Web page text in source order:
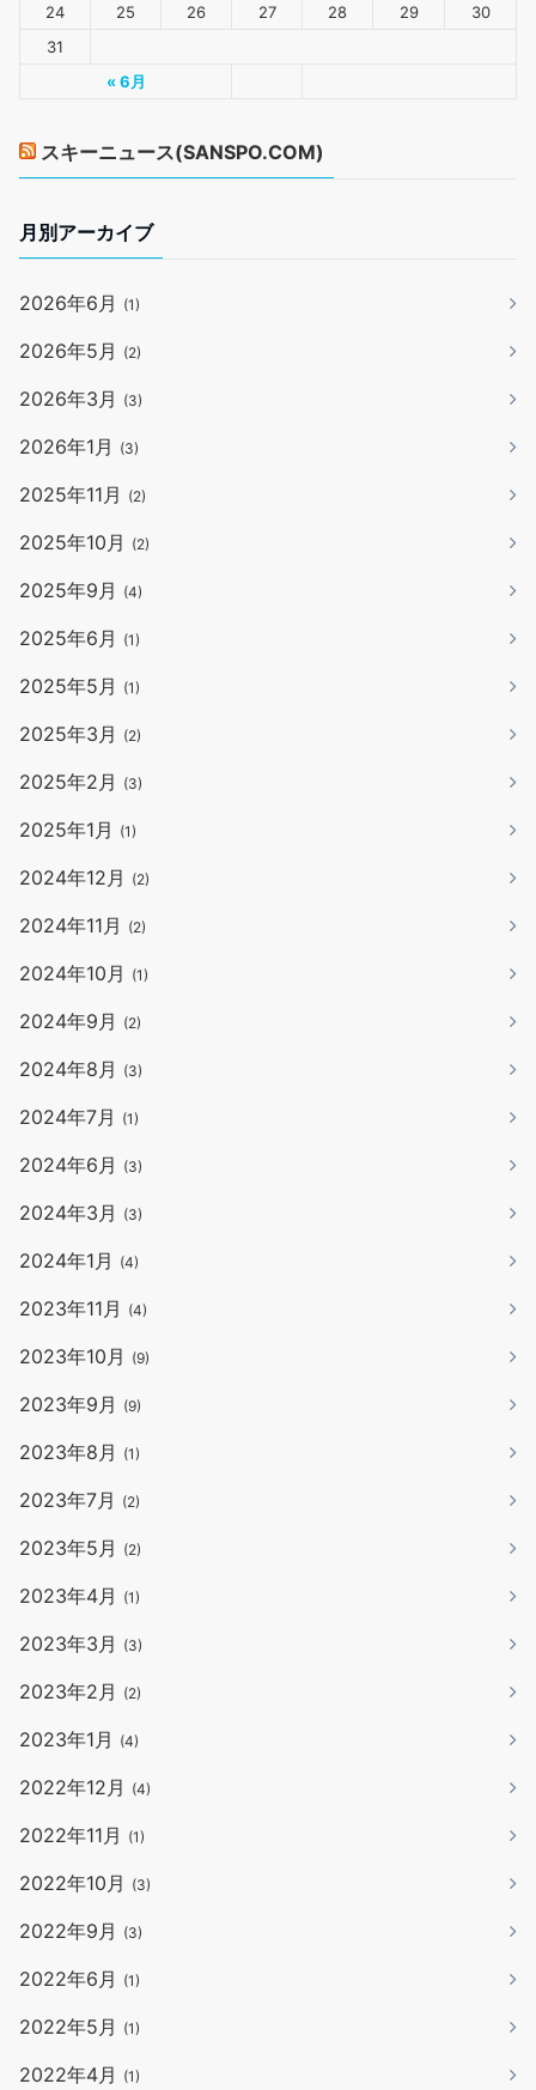
« 6月
24
25 26 27 28 29
30
31
スキーニュース(SANSPO.COM)
月別アーカイブ
2026年6月 (1)
2026年5月 (2)
2026年3月 (3)
2026年1月 (3)
2025年11月 (2)
2025年10月 (2)
2025年9月 (4)
2025年6月 (1)
2025年5月 (1)
2025年3月 (2)
2025年2月 (3)
2025年1月 (1)
2024年12月 (2)
2024年11月 (2)
2024年10月 (1)
2024年9月 (2)
2024年8月 (3)
2024年7月 (1)
2024年6月 (3)
2024年3月 (3)
2024年1月 (4)
2023年11月 (4)
2023年10月 (9)
2023年9月 (9)
2023年8月 (1)
2023年7月 (2)
2023年5月 (2)
2023年4月 (1)
2023年3月 (3)
2023年2月 (2)
2023年1月 (4)
2022年12月 (4)
2022年11月 (1)
2022年10月 (3)
2022年9月 (3)
2022年6月 (1)
2022年5月 (1)
2022年4月 (1)